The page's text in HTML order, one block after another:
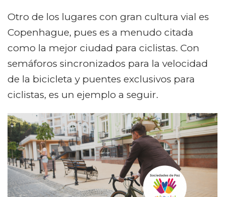
Otro de los lugares con gran cultura vial es
Copenhague, pues es a menudo citada
como la mejor ciudad para ciclistas. Con
semáforos sincronizados para la velocidad
de la bicicleta y puentes exclusivos para
ciclistas, es un ejemplo a seguir.